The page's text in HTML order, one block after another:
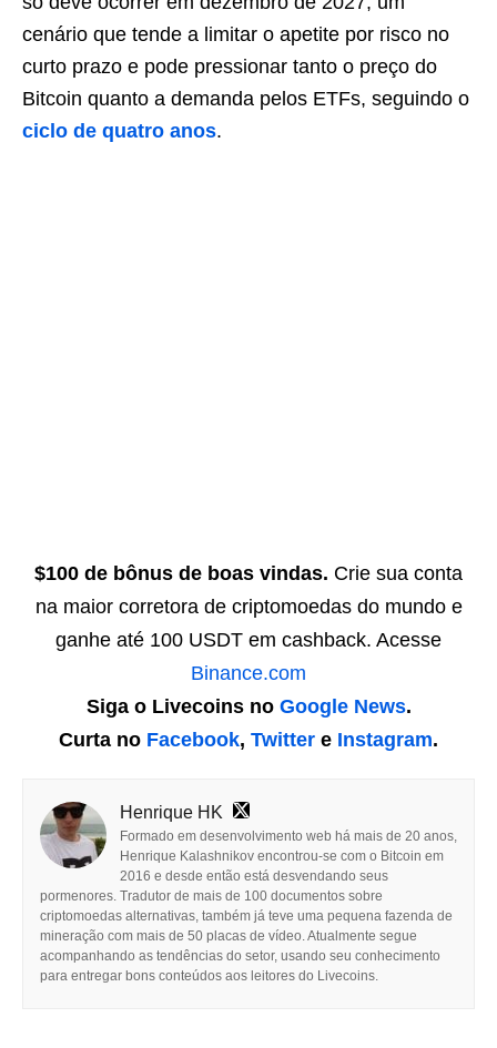
cenário que tende a limitar o apetite por risco no
curto prazo e pode pressionar tanto o preço do
Bitcoin quanto a demanda pelos ETFs, seguindo o
ciclo de quatro anos.
$100 de bônus de boas vindas. Crie sua conta
na maior corretora de criptomoedas do mundo e
ganhe até 100 USDT em cashback. Acesse
Binance.com
Siga o Livecoins no Google News.
Curta no Facebook, Twitter e Instagram.
Henrique HK
Formado em desenvolvimento web há mais de 20 anos,
Henrique Kalashnikov encontrou-se com o Bitcoin em
2016 e desde então está desvendando seus
pormenores. Tradutor de mais de 100 documentos sobre
criptomoedas alternativas, também já teve uma pequena fazenda de
mineração com mais de 50 placas de vídeo. Atualmente segue
acompanhando as tendências do setor, usando seu conhecimento
para entregar bons conteúdos aos leitores do Livecoins.